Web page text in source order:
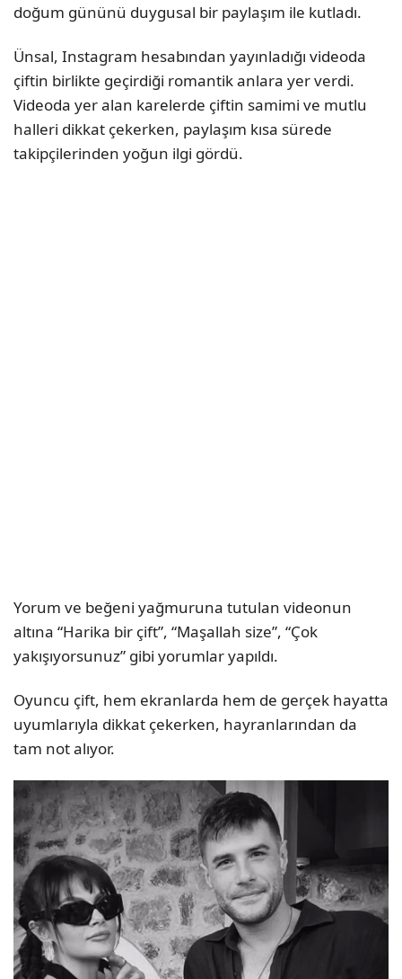
doğum gününü duygusal bir paylaşım ile kutladı.
Ünsal, Instagram hesabından yayınladığı videoda
çiftin birlikte geçirdiği romantik anlara yer verdi.
Videoda yer alan karelerde çiftin samimi ve mutlu
halleri dikkat çekerken, paylaşım kısa sürede
takipçilerinden yoğun ilgi gördü.
Yorum ve beğeni yağmuruna tutulan videonun
altına “Harika bir çift”, “Maşallah size”, “Çok
yakışıyorsunuz” gibi yorumlar yapıldı.
Oyuncu çift, hem ekranlarda hem de gerçek hayatta
uyumlarıyla dikkat çekerken, hayranlarından da
tam not alıyor.